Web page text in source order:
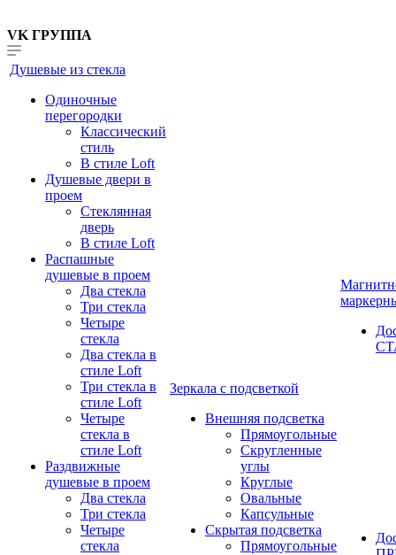
VK ГРУППА
Душевые из стекла
Одиночные
перегородки
Классический
стиль
В стиле Loft
Душевые двери в
проем
Стеклянная
дверь
В стиле Loft
Распашные
душевые в проем
Два стекла
Три стекла
Четыре
стекла
Два стекла в
стиле Loft
Три стекла в
стиле Loft
Четыре
стекла в
стиле Loft
Раздвижные
душевые в проем
Два стекла
Три стекла
Четыре
стекла
Зеркала с подсветкой
Внешняя подсветка
Прямоугольные
Скругленные
углы
Круглые
Овальные
Капсульные
Скрытая подсветка
Прямоугольные